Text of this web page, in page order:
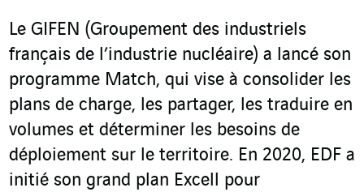
Le GIFEN (Groupement des industriels
français de l’industrie nucléaire) a lancé son
programme Match, qui vise à consolider les
plans de charge, les partager, les traduire en
volumes et déterminer les besoins de
déploiement sur le territoire. En 2020, EDF a
initié son grand plan Excell pour